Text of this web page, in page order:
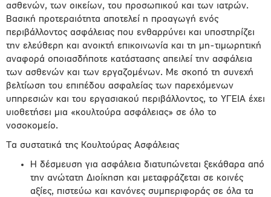
ασθενών, των οικείων, του προσωπικού και των ιατρών.
Βασική προτεραιότητα αποτελεί η προαγωγή ενός
περιβάλλοντος ασφάλειας που ενθαρρύνει και υποστηρίζει
την ελεύθερη και ανοικτή επικοινωνία και τη μη-τιμωρητική
αναφορά οποιασδήποτε κατάστασης απειλεί την ασφάλεια
των ασθενών και των εργαζομένων. Με σκοπό τη συνεχή
βελτίωση του επιπέδου ασφαλείας των παρεχόμενων
υπηρεσιών και του εργασιακού περιβάλλοντος, το ΥΓΕΙΑ έχει
υιοθετήσει μια «κουλτούρα ασφάλειας» σε όλο το
νοσοκομείο.
Τα συστατικά της Κουλτούρας Ασφάλειας
Η δέσμευση για ασφάλεια διατυπώνεται ξεκάθαρα από
την ανώτατη Διοίκηση και μεταφράζεται σε κοινές
αξίες, πιστεύω και κανόνες συμπεριφοράς σε όλα τα